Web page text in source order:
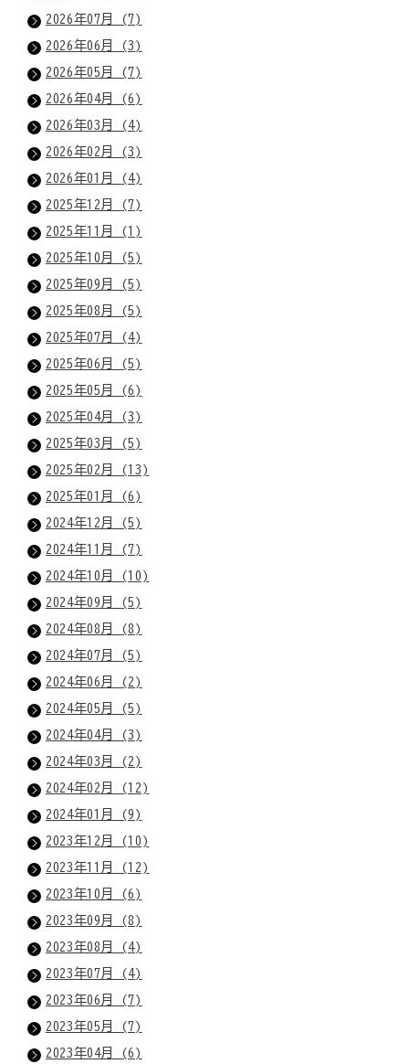
2026年07月 (7)
2026年06月 (3)
2026年05月 (7)
2026年04月 (6)
2026年03月 (4)
2026年02月 (3)
2026年01月 (4)
2025年12月 (7)
2025年11月 (1)
2025年10月 (5)
2025年09月 (5)
2025年08月 (5)
2025年07月 (4)
2025年06月 (5)
2025年05月 (6)
2025年04月 (3)
2025年03月 (5)
2025年02月 (13)
2025年01月 (6)
2024年12月 (5)
2024年11月 (7)
2024年10月 (10)
2024年09月 (5)
2024年08月 (8)
2024年07月 (5)
2024年06月 (2)
2024年05月 (5)
2024年04月 (3)
2024年03月 (2)
2024年02月 (12)
2024年01月 (9)
2023年12月 (10)
2023年11月 (12)
2023年10月 (6)
2023年09月 (8)
2023年08月 (4)
2023年07月 (4)
2023年06月 (7)
2023年05月 (7)
2023年04月 (6)